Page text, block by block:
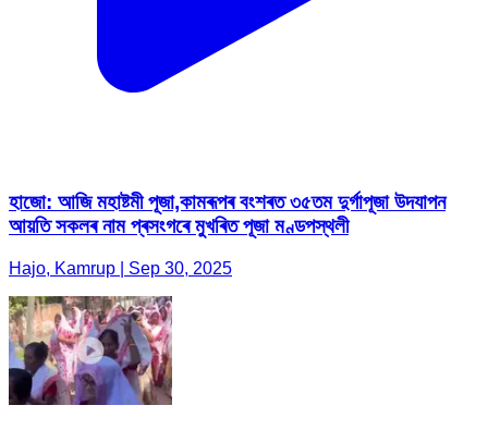
হাজো: আজি মহাষ্টমী পূজা,কামৰূপৰ বংশৰত ৩৫তম দুৰ্গাপূজা উদযাপন
আয়তি সকলৰ নাম প্ৰসংগৰে মুখৰিত পূজা মণ্ডপস্থলী
Hajo, Kamrup | Sep 30, 2025